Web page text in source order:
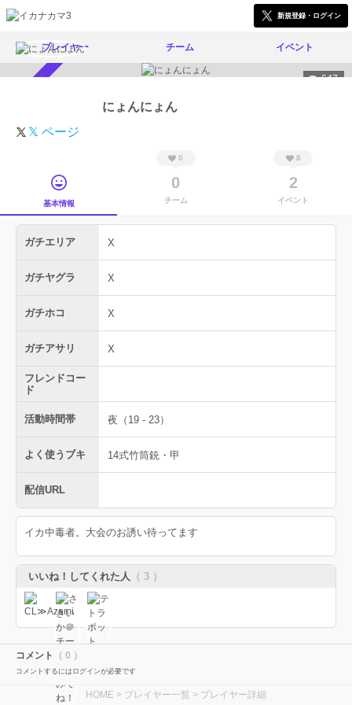
新規登録・ログイン
プレイヤー チーム イベント
647
にょんにょん
𝕏 ページ
基本情報
0
0
チーム
8
2
イベント
ガチエリア X
ガチヤグラ X
ガチホコ X
ガチアサリ X
フレンドコー
ド
活動時間帯 夜（19 - 23）
よく使うブキ 14式竹筒銃・甲
配信URL
イカ中毒者。大会のお誘い待ってます
いいね！してくれた人 （ 3 ）
コメント （ 0 ）
コメントするにはログインが必要です
HOME > プレイヤー一覧 > プレイヤー詳細